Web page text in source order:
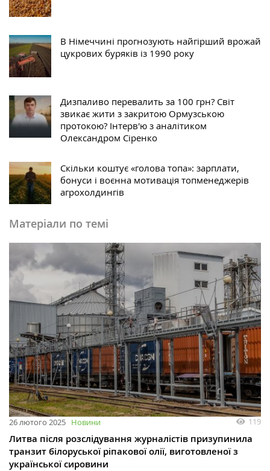
В Німеччині прогнозують найгірший врожай
цукрових буряків із 1990 року
Дизпаливо перевалить за 100 грн? Світ
звикає жити з закритою Ормузською
протокою? Інтерв'ю з аналітиком
Олександром Сіренко
Скільки коштує «голова топа»: зарплати,
бонуси і воєнна мотивація топменеджерів
агрохолдингів
Матеріали по темі
26 лютого 2025 Новини 119
Литва після розслідування журналістів призупинила
транзит білоруської ріпакової олії, виготовленої з
української сировини